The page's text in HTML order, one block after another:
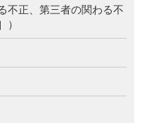
不正、第三者の関わる不